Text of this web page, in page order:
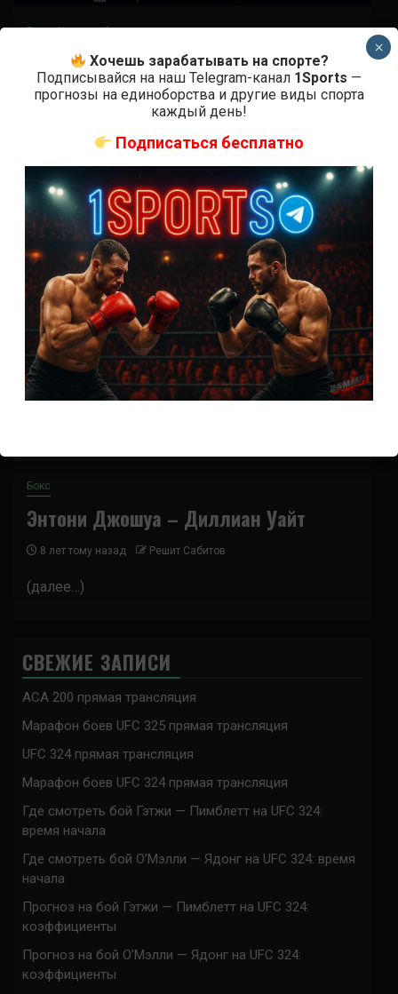
Бокс Новости бокса
Поветкин – Уайт прямая трансляция
6 лет тому назад Решит Сабитов
Где и когда смотреть онлайн трансляцию
Поветкин – Уайт 22 августа в ~ 23:00 мск в
Лондоне начнется боксерский вечер,...
Бокс
Энтони Джошуа – Диллиан Уайт
8 лет тому назад Решит Сабитов
(далее…)
СВЕЖИЕ ЗАПИСИ
ACA 200 прямая трансляция
Марафон боев UFC 325 прямая трансляция
UFC 324 прямая трансляция
Марафон боев UFC 324 прямая трансляция
Где смотреть бой Гэтжи — Пимблетт на UFC 324:
время начала
Где смотреть бой О’Мэлли — Ядонг на UFC 324: время
начала
Прогноз на бой Гэтжи — Пимблетт на UFC 324:
коэффициенты
Прогноз на бой О’Мэлли — Ядонг на UFC 324:
коэффициенты
Хочешь зарабатывать на спорте?
Подписывайся на наш Telegram-канал 1Sports —
прогнозы на единоборства и другие виды спорта
каждый день!
Подписаться бесплатно
×